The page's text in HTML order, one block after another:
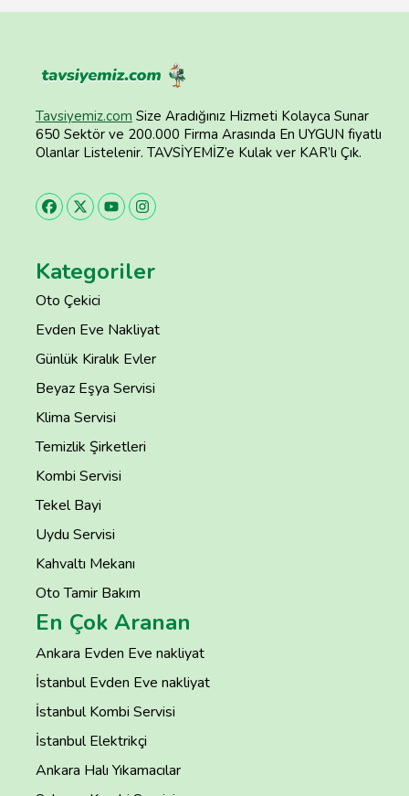
Tavsiyemiz.com Size Aradığınız Hizmeti Kolayca Sunar
650 Sektör ve 200.000 Firma Arasında En UYGUN fiyatlı
Olanlar Listelenir. TAVSİYEMİZ’e Kulak ver KAR’lı Çık.
Kategoriler
Oto Çekici
Evden Eve Nakliyat
Günlük Kiralık Evler
Beyaz Eşya Servisi
Klima Servisi
Temizlik Şirketleri
Kombi Servisi
Tekel Bayi
Uydu Servisi
Kahvaltı Mekanı
Oto Tamir Bakım
En Çok Aranan
Ankara Evden Eve nakliyat
İstanbul Evden Eve nakliyat
İstanbul Kombi Servisi
İstanbul Elektrikçi
Ankara Halı Yıkamacılar